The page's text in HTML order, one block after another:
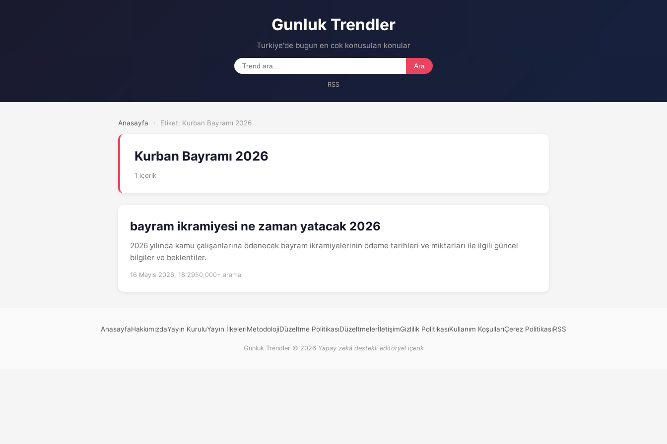
Gunluk Trendler
Turkiye'de bugun en cok konusulan konular
Ara
RSS
Anasayfa › Etiket: Kurban Bayramı 2026
Kurban Bayramı 2026
1 içerik
bayram ikramiyesi ne zaman yatacak 2026
2026 yılında kamu çalışanlarına ödenecek bayram ikramiyelerinin ödeme tarihleri ve miktarları ile ilgili güncel
bilgiler ve beklentiler.
16 Mayıs 2026, 18:2950,000+ arama
AnasayfaHakkımızdaYayın KuruluYayın İlkeleriMetodolojiDüzeltme PolitikasıDüzeltmelerİletişimGizlilik PolitikasıKullanım KoşullarıÇerez PolitikasıRSS
Gunluk Trendler © 2026 Yapay zekâ destekli editöryel içerik